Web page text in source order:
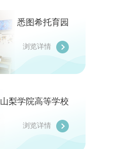
悉图希托育园
浏览详情
山梨学院高等学校
浏览详情